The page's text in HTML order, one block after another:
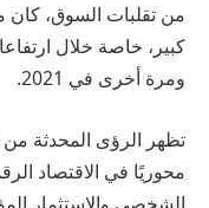
من تقلبات السوق، كان
ومرة أخرى في 2021.
محوريًا في الاقتصاد